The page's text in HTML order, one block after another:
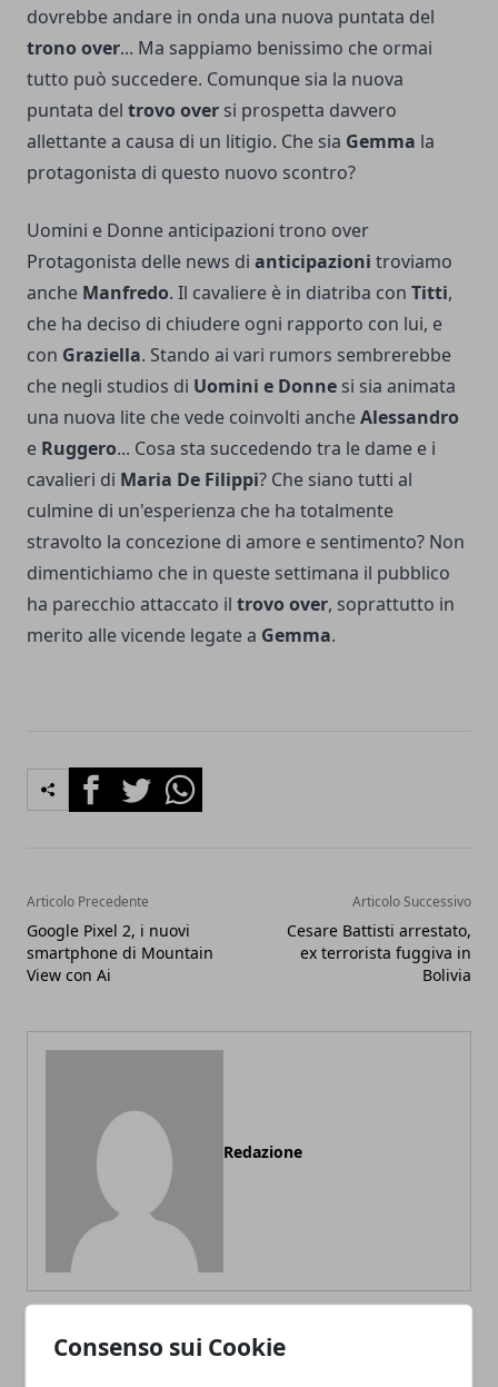
Consenso sui Cookie
dovrebbe andare in onda una nuova puntata del
trono over... Ma sappiamo benissimo che ormai
tutto può succedere. Comunque sia la nuova
puntata del trovo over si prospetta davvero
allettante a causa di un litigio. Che sia Gemma la
protagonista di questo nuovo scontro?
Uomini e Donne anticipazioni trono over
Protagonista delle news di anticipazioni troviamo
anche Manfredo. Il cavaliere è in diatriba con Titti,
che ha deciso di chiudere ogni rapporto con lui, e
con Graziella. Stando ai vari rumors sembrerebbe
che negli studios di Uomini e Donne si sia animata
una nuova lite che vede coinvolti ancheAlessandro
e Ruggero... Cosa sta succedendo tra le dame e i
cavalieri di Maria De Filippi? Che siano tutti al
culmine di un'esperienza che ha totalmente
stravolto la concezione di amore e sentimento? Non
dimentichiamo che in queste settimana il pubblico
ha parecchio attaccato il trovo over, soprattutto in
merito alle vicende legate a Gemma.
FacebookTwitterWhatsapp
Articolo Precedente
Google Pixel 2, i nuovi
smartphone di Mountain
View con Ai
Articolo Successivo
Cesare Battisti arrestato,
ex terrorista fuggiva in
Bolivia
Redazione
ARTICOLI CORRELATI